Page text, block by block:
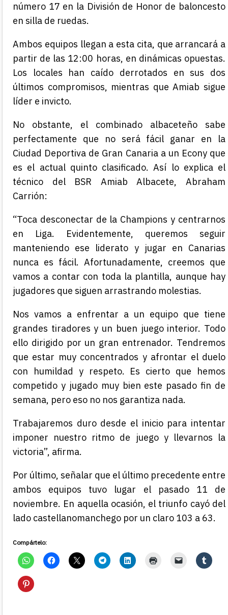
número 17 en la División de Honor de baloncesto
en silla de ruedas.
Ambos equipos llegan a esta cita, que arrancará a
partir de las 12:00 horas, en dinámicas opuestas.
Los locales han caído derrotados en sus dos
últimos compromisos, mientras que Amiab sigue
líder e invicto.
No obstante, el combinado albaceteño sabe
perfectamente que no será fácil ganar en la
Ciudad Deportiva de Gran Canaria a un Econy que
es el actual quinto clasificado. Así lo explica el
técnico del BSR Amiab Albacete, Abraham
Carrión:
“Toca desconectar de la Champions y centrarnos
en Liga. Evidentemente, queremos seguir
manteniendo ese liderato y jugar en Canarias
nunca es fácil. Afortunadamente, creemos que
vamos a contar con toda la plantilla, aunque hay
jugadores que siguen arrastrando molestias.
Nos vamos a enfrentar a un equipo que tiene
grandes tiradores y un buen juego interior. Todo
ello dirigido por un gran entrenador. Tendremos
que estar muy concentrados y afrontar el duelo
con humildad y respeto. Es cierto que hemos
competido y jugado muy bien este pasado fin de
semana, pero eso no nos garantiza nada.
Trabajaremos duro desde el inicio para intentar
imponer nuestro ritmo de juego y llevarnos la
victoria”, afirma.
Por último, señalar que el último precedente entre
ambos equipos tuvo lugar el pasado 11 de
noviembre. En aquella ocasión, el triunfo cayó del
lado castellanomanchego por un claro 103 a 63.
Compártelo: